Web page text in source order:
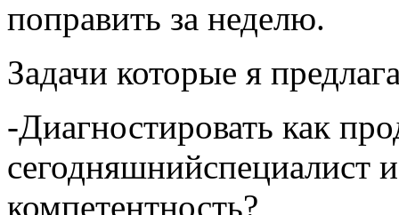
поправить за неделю.
Задачи которые я
-Диагностировать как
сегодняшнийспециалист
компетентность?